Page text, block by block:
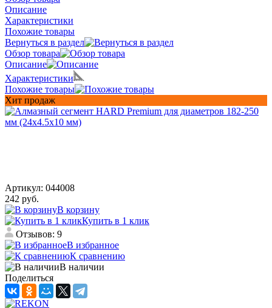
Описание
Характеристики
Похожие товары
Вернуться в раздел
Обзор товара
Описание
Характеристики
Похожие товары
Хит продаж
Артикул: 044008
242 руб.
В корзину
Купить в 1 клик
Отзывов: 9
В избранное
К сравнению
В наличии
Поделиться